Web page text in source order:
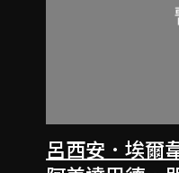
呂西安．埃爾